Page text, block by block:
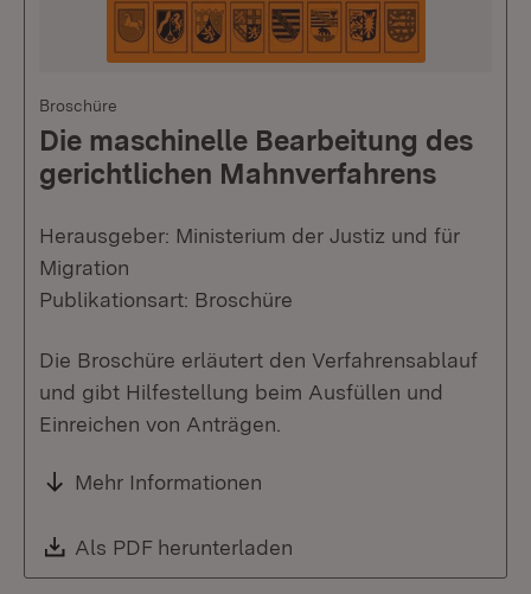
Broschüre
Die maschinelle Bearbeitung des
gerichtlichen Mahnverfahrens
Herausgeber: Ministerium der Justiz und für
Migration
Publikationsart: Broschüre
Die Broschüre erläutert den Verfahrensablauf
und gibt Hilfestellung beim Ausfüllen und
Einreichen von Anträgen.
Mehr Informationen
Download:
Als PDF herunterladen